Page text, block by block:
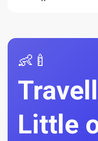
👶🍼
Little